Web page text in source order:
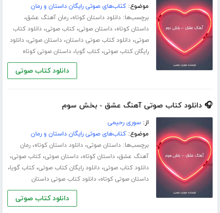
موضوع:کتاب‌های صوتی رایگان داستان و رمان
برچسب‌ها:دانلود داستان کوتاه،رمان آهنگ عشق،
داستان کوتاه،داستان صوتی،کتاب صوتی،دانلود کتاب
صوتی،دانلود کتاب صوتی داستان،داستان صوتی،دانلود
رایگان کتاب صوتی،کتاب گویا،داستان صوتی کوتاه
دانلود کتاب صوتی
🎧 دانلود کتاب صوتی آهنگ عشق - بخش سوم
از:سوری رحیمی
موضوع:کتاب‌های صوتی رایگان داستان و رمان
برچسب‌ها:داستان صوتی،دانلود داستان کوتاه،رمان
آهنگ عشق،داستان کوتاه،داستان صوتی،کتاب صوتی،
دانلود کتاب صوتی،دانلود رایگان کتاب صوتی،کتاب گویا،
داستان صوتی کوتاه،دانلود کتاب صوتی داستان
دانلود کتاب صوتی